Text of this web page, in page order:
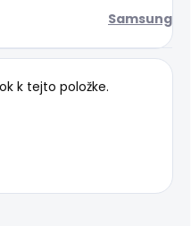
Samsung
k tejto položke.